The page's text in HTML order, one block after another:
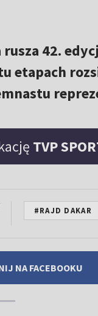
42.
etapach
TVP
#RAJD DAKAR
NA FACEBOOKU